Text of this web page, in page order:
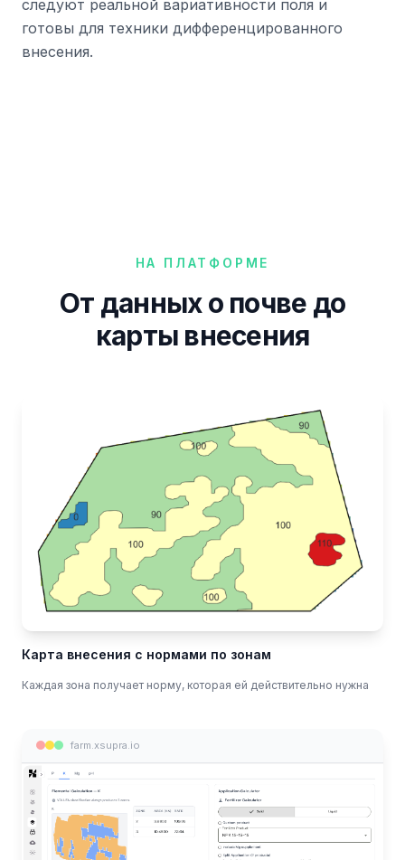
следуют реальной вариативности поля и
готовы для техники дифференцированного
внесения.
НА ПЛАТФОРМЕ
От данных о почве до
карты внесения
Карта внесения с нормами по зонам
Каждая зона получает норму, которая ей действительно нужна
farm.xsupra.io